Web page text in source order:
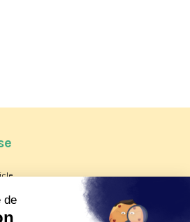
reportages d'été 2026 de KTO